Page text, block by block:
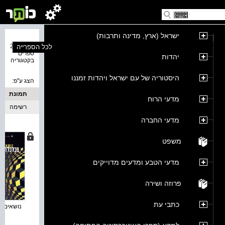
ישראל (ארץ, מדינה ותרבות)
יהדות
היסטוריה של עם ישראל ויהדות זמננו
מדעי הרוח
מדעי החברה
משפט
מדעי הטבע ומדעים מדוייקים
פרוזה ושירה
כתבי עת
נמצאו 22
ספרים
בקטגוריה
לכל הספרייה
הצג ע''פ:
תמונת
כריכה
רשימה
נושאים